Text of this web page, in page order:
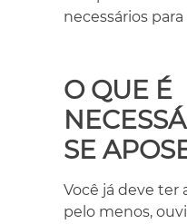
necessários
O QUE É
SE
Você já deve ter
pelo menos,